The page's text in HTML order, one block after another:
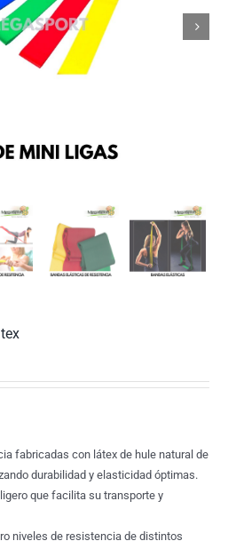

fabricadas con látex de hule natural de
durabilidad y elasticidad óptimas.
que facilita su transporte y
niveles de resistencia de distintos